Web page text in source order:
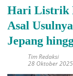
Hari Listrik
Asal
Jepang
Tim Redaksi
28 Oktober 2025